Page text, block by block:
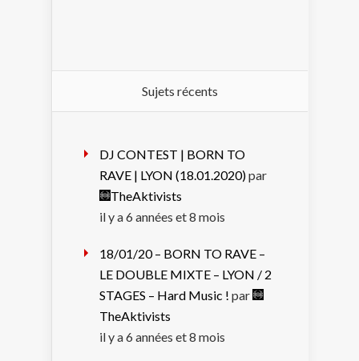
Sujets récents
DJ CONTEST | BORN TO
RAVE | LYON (18.01.2020)par
TheAktivists
il y a 6 années et 8 mois
18/01/20 – BORN TO RAVE –
LE DOUBLE MIXTE – LYON / 2
STAGES – Hard Music ! par
TheAktivists
il y a 6 années et 8 mois